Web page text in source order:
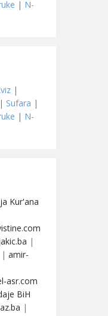
| N-
|
| Sufara |
| N-
Kur'ana
|
| amir-
asr.com
BiH
|